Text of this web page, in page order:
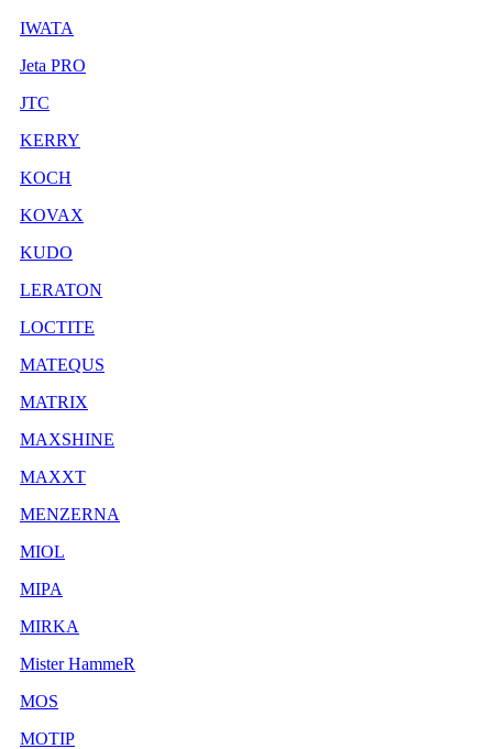
IWATA
Jeta PRO
JTC
KERRY
KOCH
KOVAX
KUDO
LERATON
LOCTITE
MATEQUS
MATRIX
MAXSHINE
MAXXT
MENZERNA
MIOL
MIPA
MIRKA
Mister HammeR
MOS
MOTIP